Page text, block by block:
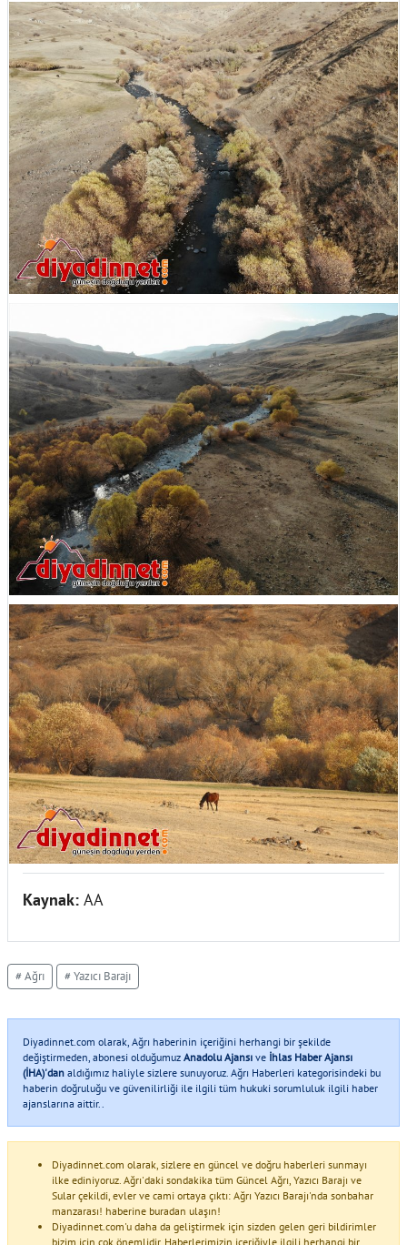
Kaynak: AA
# Ağrı # Yazıcı Barajı
Diyadinnet.com olarak, Ağrı haberinin içeriğini herhangi bir şekilde
değiştirmeden, abonesi olduğumuz Anadolu Ajansı ve İhlas Haber Ajansı
(İHA)'dan aldığımız haliyle sizlere sunuyoruz. Ağrı Haberleri kategorisindeki bu
haberin doğruluğu ve güvenilirliği ile ilgili tüm hukuki sorumluluk ilgili haber
ajanslarına aittir..
Diyadinnet.com olarak, sizlere en güncel ve doğru haberleri sunmayı
ilke ediniyoruz. Ağrı'daki sondakika tüm Güncel Ağrı, Yazıcı Barajı ve
Sular çekildi, evler ve cami ortaya çıktı: Ağrı Yazıcı Barajı'nda sonbahar
manzarası! haberine buradan ulaşın!
Diyadinnet.com'u daha da geliştirmek için sizden gelen geri bildirimler
bizim için çok önemlidir. Haberlerimizin içeriğiyle ilgili herhangi bir